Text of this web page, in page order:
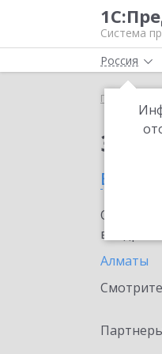
Система
Россия
Главная
в
Алматы